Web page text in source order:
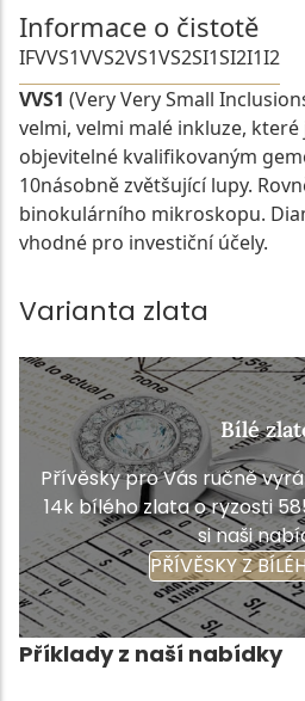
Informace o čistotě
IFVVS1VVS2VS1VS2SI1SI2I1I2
VVS1 (Very Very Small
velmi, velmi malé inkluze,
objevitelné kvalifikovaným
10násobně zvětšující lupy.
binokulárního mikroskopu.
vhodné pro investiční účely.
Varianta zlata
Bílé
Přívěsky pro Vás ručně
14k bílého zlata o ryzosti
si naši
PŘÍVĚSKY Z
Příklady z naší nabídky